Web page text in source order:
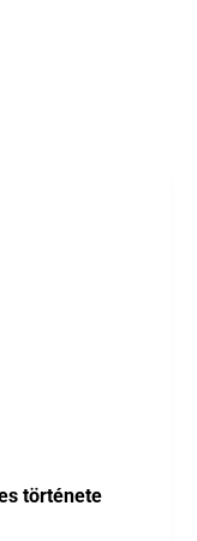
története